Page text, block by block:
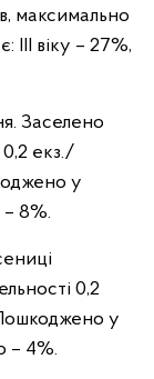
максимально
віку – 27%,
Заселено
0,2 екз./
у
8%.
0,2
у
– 4%.